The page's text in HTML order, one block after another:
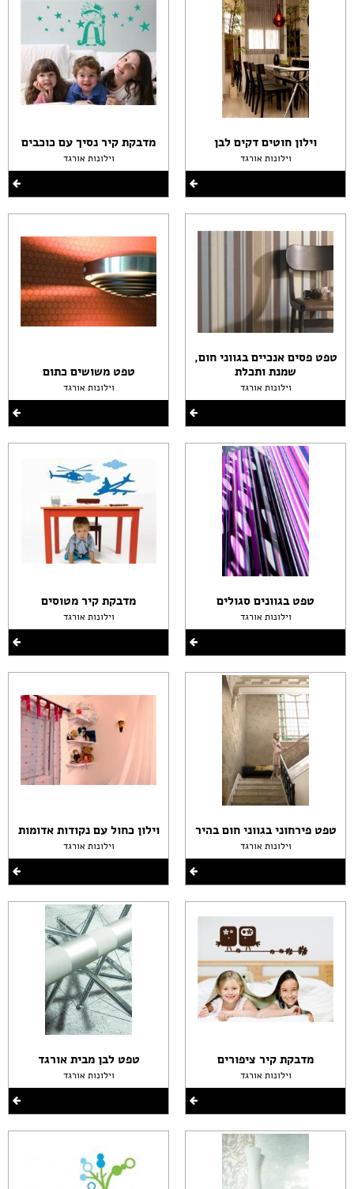
וילון חוטים דקים לבן
וילונות אורגד
טפט פסים אנכיים בגווני חום,
שמנת ותכלת
וילונות אורגד
מדבקת קיר נסיך עם כוכבים
וילונות אורגד
טפט משושים כתום
וילונות אורגד
טפט בגוונים סגולים
וילונות אורגד
טפט פירחוני בגווני חום בהיר
וילונות אורגד
מדבקת קיר ציפורים
וילונות אורגד
מדבקת קיר מטוסים
וילונות אורגד
וילון כחול עם נקודות אדומות
וילונות אורגד
טפט לבן מבית אורגד
וילונות אורגד